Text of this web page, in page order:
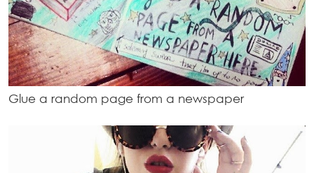
Glue a random page from a newspaper